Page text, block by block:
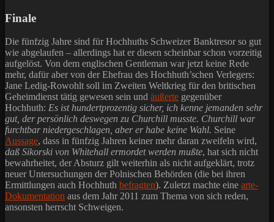
Finale
Die fünfzig Jahre sind für Hochhuths Schweizer Banktresor so gut
wie abgelaufen – allerdings hat er diesen scheinbar schon vorzeitig
aufgelöst. Von dem englischen Gentleman war jetzt keine Rede
mehr, dafür aber von der Ehefrau des Hochhuth’schen Verlegers:
Jane Ledig-Rowohlt soll im Zweiten Weltkrieg für den britischen
Geheimdienst tätig gewesen sein und äußerte gegenüber
Hochhuth: Es ist hundertprozentig sicher, ich kenne jemanden sehr
gut, der persönlich deswegen zu Churchill musste. Churchill war
furchtbar niedergeschlagen, aber er habe keine Wahl. Seine
Aussage, dass in fünfzig Jahren keiner mehr daran zweifeln wird,
daß Sikorski von Whitehall ermordet werden mußte, hat sich nicht
bewahrheitet, der Absturz gilt weiterhin als nicht aufgeklärt, trotz
neuer Untersuchungen der Polnischen Behörden (die bei ihren
Ermittlungen auch Hochhuth befragten). Zuletzt machte eine arte-
Dokumentation aus dem Jahr 2011 zum Thema von sich reden,
ansonsten herrscht Schweigen.